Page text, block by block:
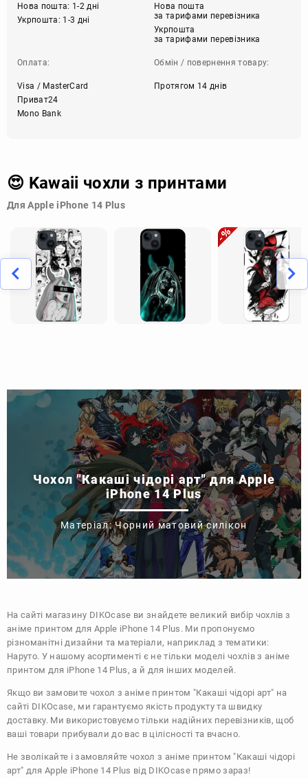
Нова пошта: 1-2 дні
Укрпошта: 1-3 дні
Нова пошта
за тарифами перевізника
Укрпошта
за тарифами перевізника
Оплата:
Visa / MasterCard
Приват24
Mono Bank
Обмін / повернення товару:
Протягом 14 днів
😍 Kawaii чохли з принтами
Для Apple iPhone 14 Plus
Чохол "Какаші чідорі арт" для Apple
iPhone 14 Plus
Матеріал: Чорний матовий силікон
На сайті магазину DIKOcase ви знайдете великий вибір чохлів з
аніме принтом для Apple iPhone 14 Plus. Ми пропонуємо
різноманітні дизайни та матеріали, наприклад з тематики:
Наруто. У нашому асортименті є не тільки моделі чохлів з аніме
принтом для iPhone 14 Plus, а й для інших моделей.
Якщо ви замовите чохол з аніме принтом "Какаші чідорі арт" на
сайті DIKOcase, ми гарантуємо якість продукту та швидку
доставку. Ми використовуємо тільки надійних перевізників, щоб
ваші товари прибували до вас в цілісності та вчасно.
Не зволікайте і замовляйте чохол з аніме принтом "Какаші чідорі
арт" для Apple iPhone 14 Plus від DIKOcase прямо зараз!